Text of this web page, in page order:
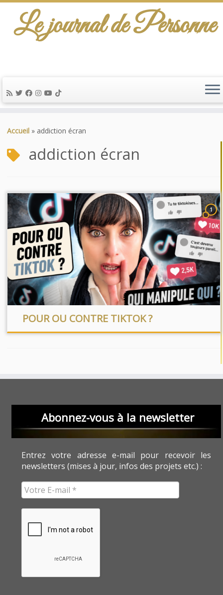
au
Le journal de Personne
Accueil » addiction écran
addiction écran
1
POUR OU CONTRE TIKTOK ?
Abonnez-vous à la newsletter
Entrez votre adresse e-mail pour recevoir les
newsletters (mises à jour, infos des projets etc.) :